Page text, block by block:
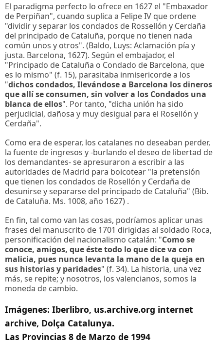
El paradigma perfecto lo ofrece en 1627 el "Embaxador
de Perpiñan", cuando suplica a Felipe IV que ordene
"dividir y separar los condados de Rossellón y Cerdaña
del principado de Cataluña, porque no tienen nada
común unos y otros". (Baldo, Luys: Aclamación pía y
justa. Barcelona, 1627). Según el embajador, el
"Principado de Cataluña o Condado de Barcelona, que
es lo mismo" (f. 15), parasitaba inmisericorde a los
"dichos condados, Ilevándose a Barcelona los dineros
que allí se consumen, sin volver a los Condados una
blanca de ellos". Por tanto, "dicha unión ha sido
perjudicial, dañosa y muy desigual para el Rosellón y
Cerdaña".
Como era de esperar, los catalanes no deseaban perder,
la fuente de ingresos y -burlando el deseo de libertad de
los demandantes- se apresuraron a escribir a las
autoridades de Madrid para boicotear "la pretensión
que tienen los condados de Rosellón y Cerdaña de
desunirse y separarse del principado de Cataluña" (Bib.
de Cataluña. Ms. 1008, año 1627) .
En fin, tal como van las cosas, podríamos aplicar unas
frases del manuscrito de 1701 dirigidas al soldado Roca,
personificación del nacionalismo catalán: "Como se
conoce, amigos, que éste todo lo que dice va con
malicia, pues nunca levanta la mano de la queja en
sus historias y paridades" (f. 34). La historia, una vez
más, se repite; y nosotros, los valencianos, somos la
moneda de cambio.
Imágenes: Iberlibro, us.archive.org internet
archive, Dolça Catalunya.
Las Provincias 8 de Marzo de 1994